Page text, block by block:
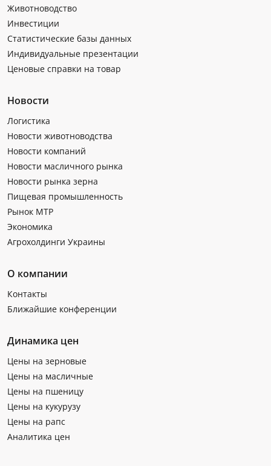
Животноводство
Инвестиции
Статистические базы данных
Индивидуальные презентации
Ценовые справки на товар
Новости
Логистика
Новости животноводства
Новости компаний
Новости масличного рынка
Новости рынка зерна
Пищевая промышленность
Рынок МТР
Экономика
Агрохолдинги Украины
О компании
Контакты
Ближайшие конференции
Динамика цен
Цены на зерновые
Цены на масличные
Цены на пшеницу
Цены на кукурузу
Цены на рапс
Аналитика цен